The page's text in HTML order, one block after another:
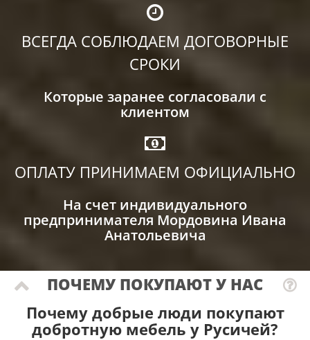
ВСЕГДА СОБЛЮДАЕМ ДОГОВОРНЫЕ
СРОКИ
Которые заранее согласовали с
клиентом
ОПЛАТУ ПРИНИМАЕМ ОФИЦИАЛЬНО
На счет индивидуального
предпринимателя Мордовина Ивана
Анатольевича
ПОЧЕМУ ПОКУПАЮТ У НАС
Почему добрые люди покупают
добротную мебель у Русичей?